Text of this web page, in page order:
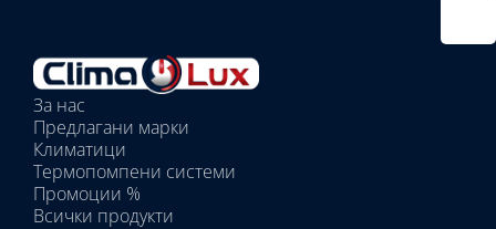
Избрани
вътрешни
тела:
Избрано
тяло:
За нас
Предлагани марки
Климатици
Термопомпени системи
Промоции %
Всички продукти